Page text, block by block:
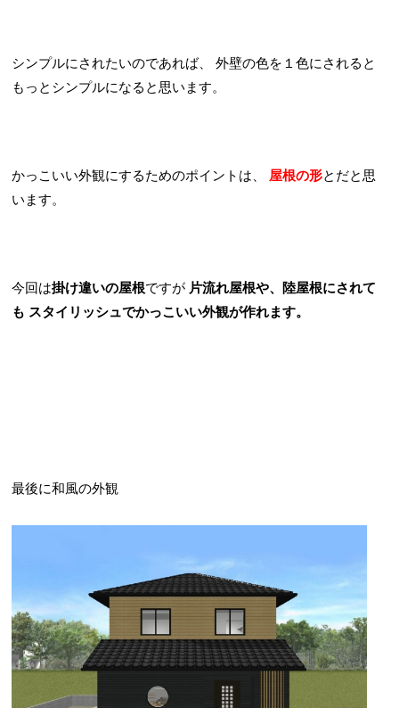
シンプルにされたいのであれば、
外壁の色を１色にされると
もっとシンプルになると思います。
かっこいい外観にするためのポイントは、 屋根の形とだと思
います。
今回は掛け違いの屋根ですが 片流れ屋根や、陸屋根にされて
も スタイリッシュでかっこいい外観が作れます。
最後に和風の外観